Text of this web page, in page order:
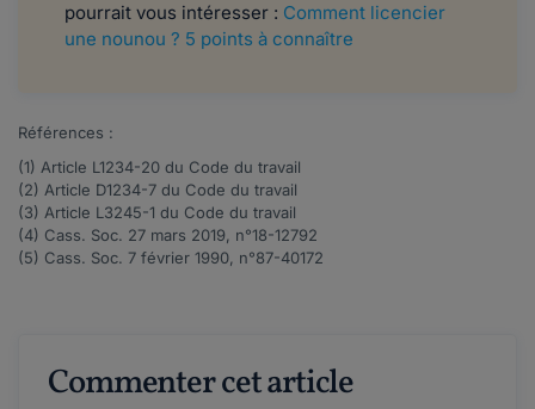
pourrait vous intéresser : Comment licencier
une nounou ? 5 points à connaître
Références :
(1) Article L1234-20 du Code du travail
(2) Article D1234-7 du Code du travail
(3) Article L3245-1 du Code du travail
(4) Cass. Soc. 27 mars 2019, n°18-12792
(5) Cass. Soc. 7 février 1990, n°87-40172
Commenter cet article